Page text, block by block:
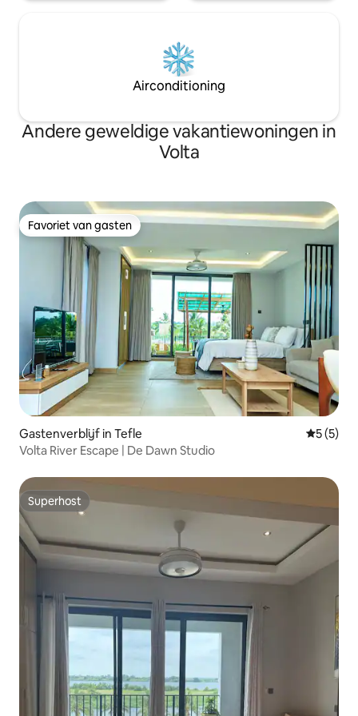
Airconditioning
Andere geweldige vakantiewoningen in
Volta
Favoriet van gasten
Favoriet van gasten
Gastenverblijf in Tefle
5 (5)
Volta River Escape | De Dawn Studio
Superhost
Superhost